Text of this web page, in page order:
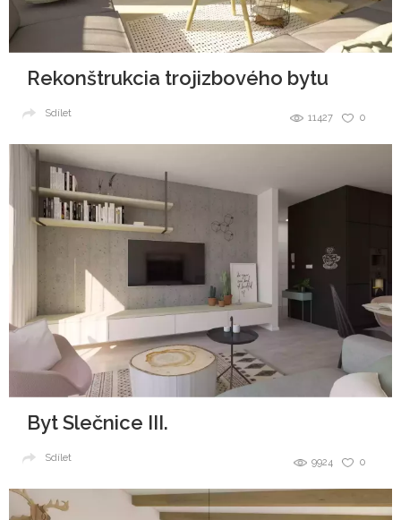
Rekonštrukcia trojizbového bytu
0
11427
Sdílet
Byt Slečnice III.
0
9924
Sdílet